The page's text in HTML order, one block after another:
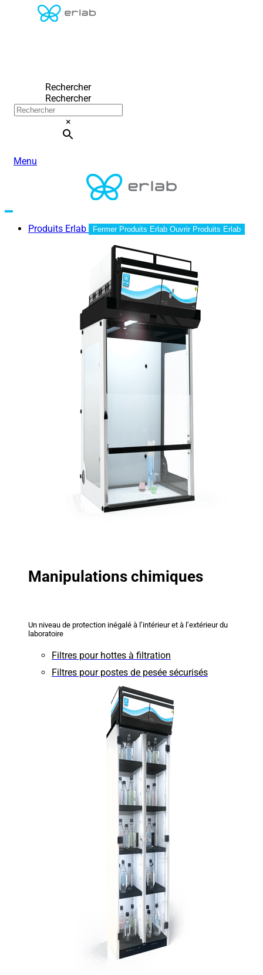
Rechercher
Rechercher
×
Menu
Produits Erlab Fermer Produits Erlab Ouvrir Produits Erlab
Manipulations chimiques
Un niveau de protection inégalé à l’intérieur et à l’extérieur du
laboratoire
Filtres pour hottes à filtration
Filtres pour postes de pesée sécurisés